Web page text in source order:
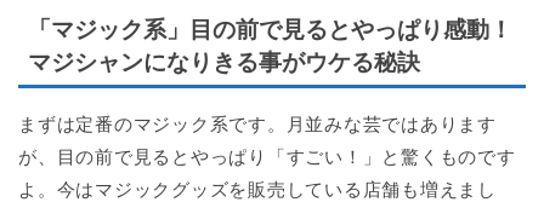
「マジック系」目の前で見るとやっぱり感動！
マジシャンになりきる事がウケる秘訣
まずは定番のマジック系です。月並みな芸ではあります
が、目の前で見るとやっぱり「すごい！」と驚くものです
よ。今はマジックグッズを販売している店舗も増えまし